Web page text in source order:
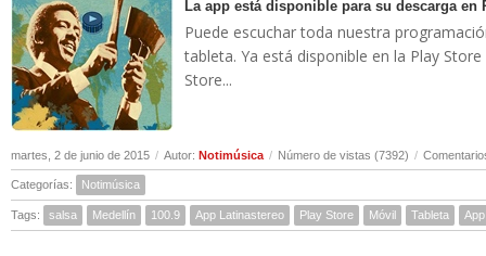
La app está disponible para su descarga en
Puede escuchar toda nuestra
tableta. Ya está disponible en la Play
Store...
martes, 2 de junio de 2015 / Autor: Notimúsica / Número de vistas (7392) /
Categorías: Notimúsica
Tags: salsa Medellín 100.9 App Latinastereo Play Store Móvil Tableta